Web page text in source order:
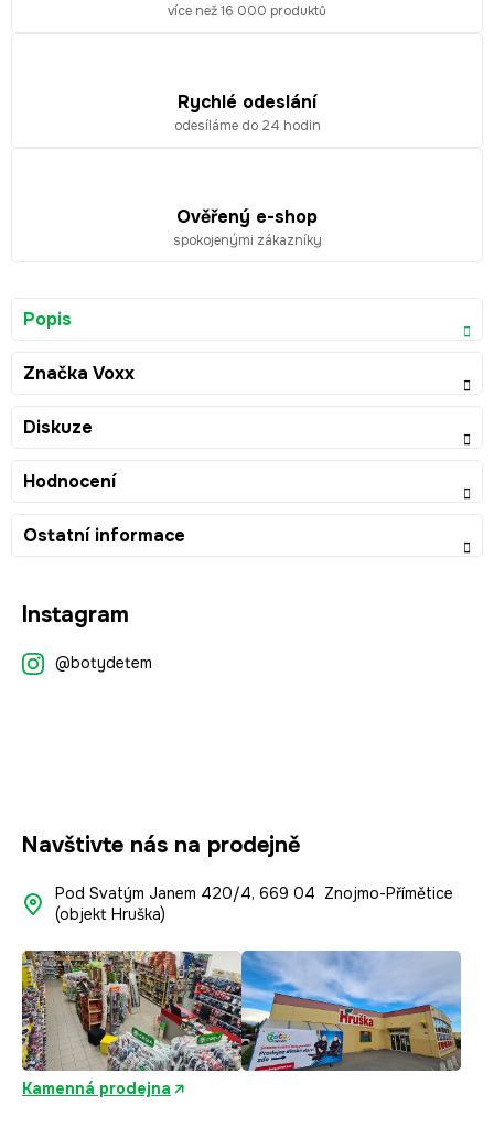
více než 16 000 produktů
Rychlé odeslání
odesíláme do 24 hodin
Ověřený e-shop
spokojenými zákazníky
Popis
Značka Voxx
Diskuze
Hodnocení
Ostatní informace
Instagram
@botydetem
Navštivte nás na prodejně
Pod Svatým Janem 420/4, 669 04 Znojmo-Přímětice
(objekt Hruška)
Kamenná prodejna